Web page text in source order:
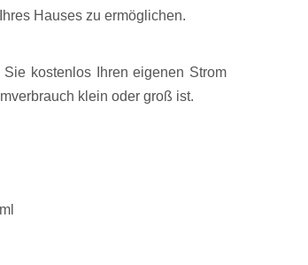
Hauses zu ermöglichen.
kostenlos Ihren eigenen Strom
klein oder groß ist.